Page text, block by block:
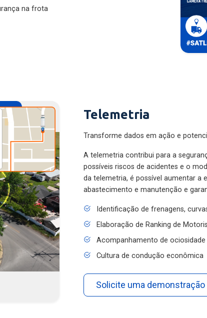
na frota
Telemetria
Transforme dados em ação e
A telemetria contribui para a
possíveis riscos de acidentes e o
da telemetria, é possível aumentar
abastecimento e manutenção e
Identificação de frenagens,
Elaboração de Ranking de
Acompanhamento de
Cultura de condução econômica
Solicite uma demonstração